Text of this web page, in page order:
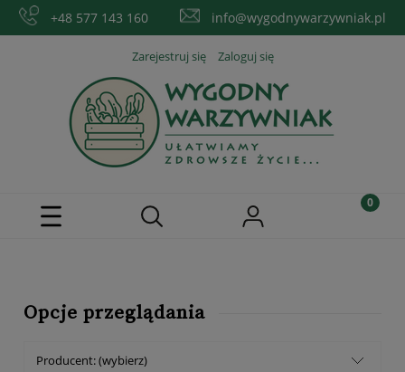
+48 577 143 160 info@wygodnywarzywniak.pl
Zarejestruj się Zaloguj się
Opcje przeglądania
Producent: (wybierz)